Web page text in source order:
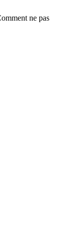
ne pas